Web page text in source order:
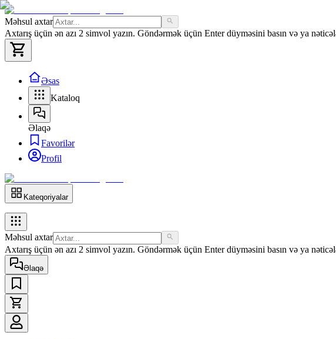
Məhsul axtar
Axtarış üçün ən azı 2 simvol yazın. Göndərmək üçün Enter düyməsini basın və ya
Əsas
Kataloq
Əlaqə
Favorilər
Profil
Kateqoriyalar
Məhsul axtar
Axtarış üçün ən azı 2 simvol yazın. Göndərmək üçün Enter düyməsini basın və ya
Əlaqə